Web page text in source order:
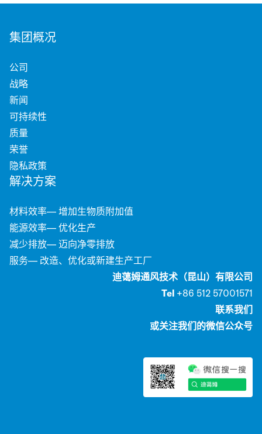
集团概况
公司
战略
新闻
可持续性
质量
荣誉
隐私政策
解决方案
材料效率— 增加生物质附加值
能源效率— 优化生产
减少排放— 迈向净零排放
服务— 改造、优化或新建生产工厂
迪蔼姆通风技术（昆山）有限公司
Tel +86 512 57001571
联系我们
或关注我们的微信公众号